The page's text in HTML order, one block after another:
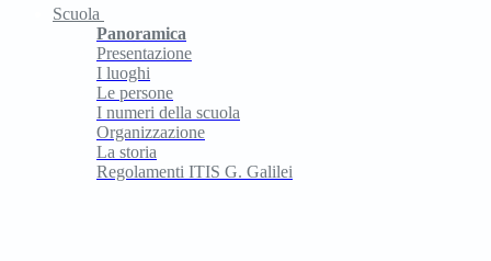
Scuola
Panoramica
Presentazione
I luoghi
Le persone
I numeri della scuola
Organizzazione
La storia
Regolamenti ITIS G. Galilei